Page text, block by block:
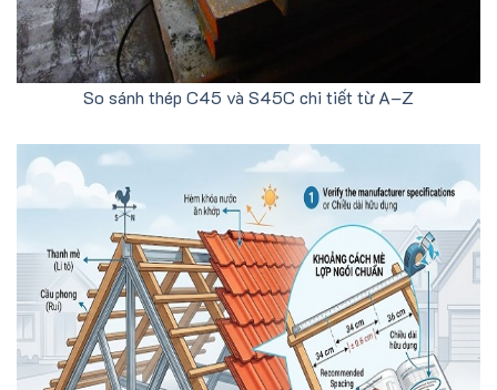
So sánh thép C45 và S45C chi tiết từ A–Z